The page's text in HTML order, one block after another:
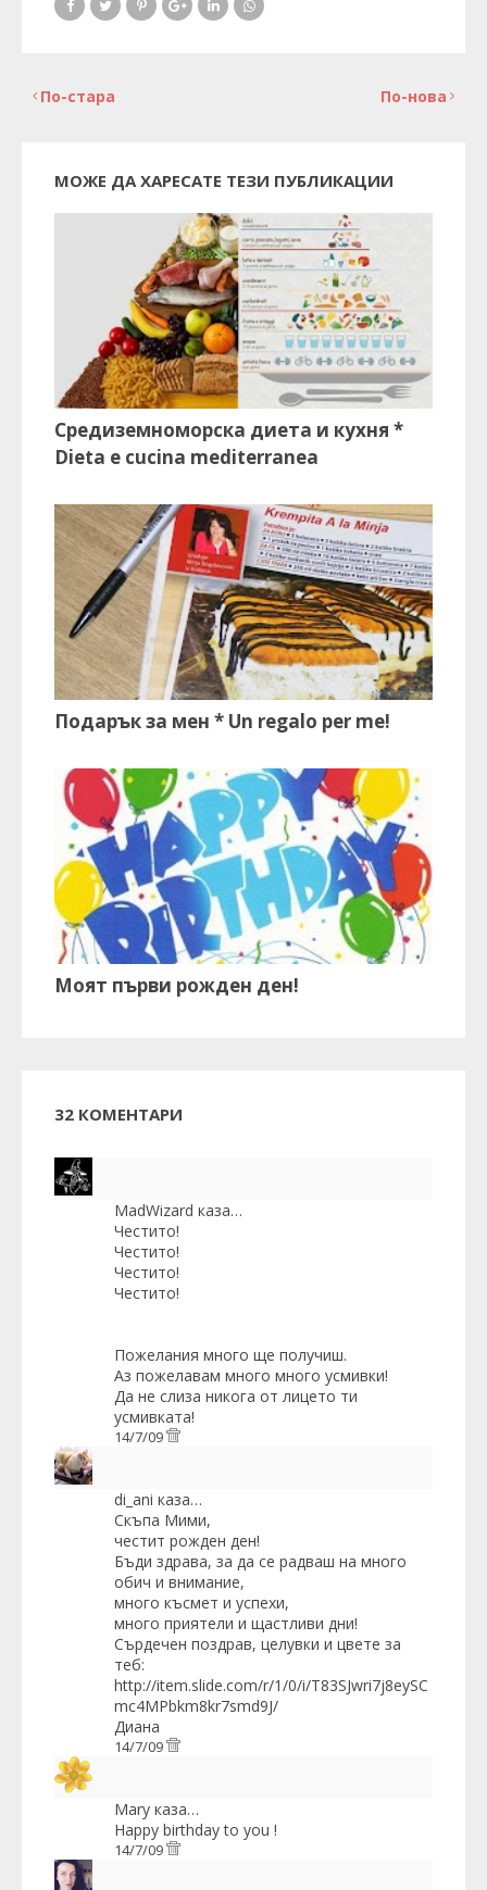
По-нова
По-стара
МОЖЕ ДА ХАРЕСАТЕ ТЕЗИ ПУБЛИКАЦИИ
Средиземноморска диета и кухня *
Dieta e cucina mediterranea
Подарък за мен * Un regalo per me!
Моят първи рожден ден!
32 КОМЕНТАРИ
MadWizard каза…
Честито!
Честито!
Честито!
Честито!
Пожелания много ще получиш.
Аз пожелавам много много усмивки!
Да не слиза никога от лицето ти
усмивката!
14/7/09
di_ani каза…
Скъпа Мими,
честит рожден ден!
Бъди здрава, за да се радваш на много
обич и внимание,
много късмет и успехи,
много приятели и щастливи дни!
Сърдечен поздрав, целувки и цвете за
теб:
http://item.slide.com/r/1/0/i/T83SJwri7j8eySC
mc4MPbkm8kr7smd9J/
Диана
14/7/09
Mary каза…
Happy birthday to you !
14/7/09